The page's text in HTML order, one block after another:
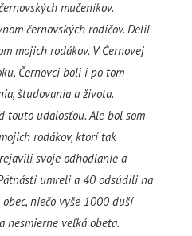
mučeníkov.
černovských rodičov. Delil
mojich rodákov. V Černovej
Černovci boli i po tom
študovania a života.
touto udalosťou. Ale bol som
rodákov, ktorí tak
svoje odhodlanie a
umreli a 40 odsúdili na
niečo vyše 1000 duší
nesmierne veľká obeta.